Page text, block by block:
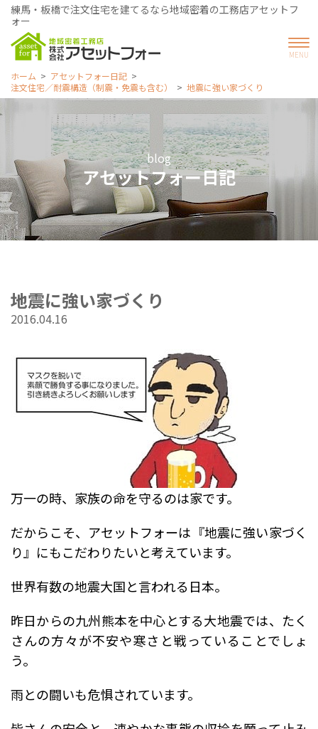
練馬・板橋で注文住宅を建てるなら地域密着の工務店アセットフ
ォー
ホーム
アセットフォー日記
注文住宅／耐震構造（制震・免震も含む）
地震に強い家づくり
blog
アセットフォー日記
地震に強い家づくり
2016.04.16
万一の時、家族の命を守るのは家です。
だからこそ、アセットフォーは『地震に強い家づく
り』にもこだわりたいと考えています。
世界有数の地震大国と言われる日本。
昨日からの九州熊本を中心とする大地震では、たく
さんの方々が不安や寒さと戦っていることでしょ
う。
雨との闘いも危惧されています。